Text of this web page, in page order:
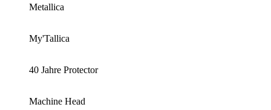
Metallica
My'Tallica
40 Jahre Protector
Machine Head